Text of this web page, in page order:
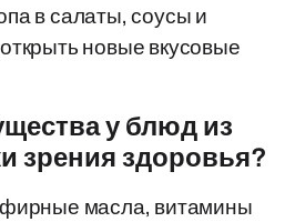
в салаты, соусы и
новые вкусовые
у блюд из
зрения здоровья?
масла, витамины